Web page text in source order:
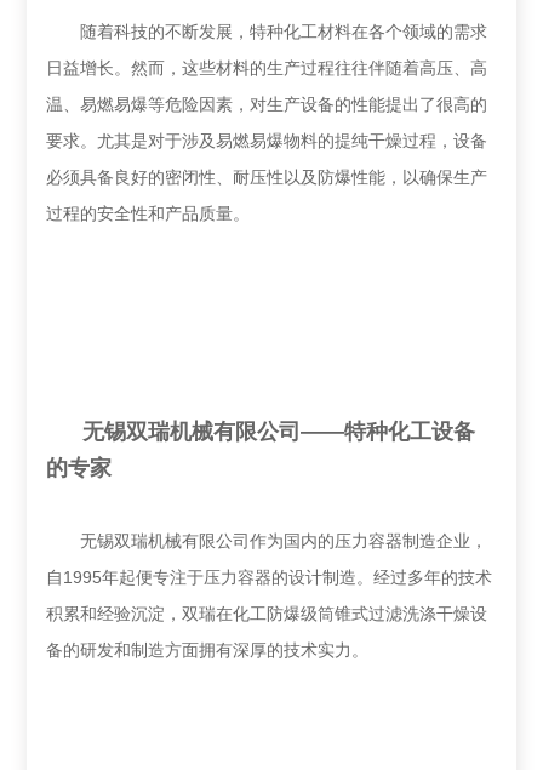
随着科技的不断发展，特种化工材料在各个领域的需求
日益增长。然而，这些材料的生产过程往往伴随着高压、高
温、易燃易爆等危险因素，对生产设备的性能提出了很高的
要求。尤其是对于涉及易燃易爆物料的提纯干燥过程，设备
必须具备良好的密闭性、耐压性以及防爆性能，以确保生产
过程的安全性和产品质量。
无锡双瑞机械有限公司——特种化工设备
的专家
无锡双瑞机械有限公司作为国内的压力容器制造企业，
自1995年起便专注于压力容器的设计制造。经过多年的技术
积累和经验沉淀，双瑞在化工防爆级筒锥式过滤洗涤干燥设
备的研发和制造方面拥有深厚的技术实力。